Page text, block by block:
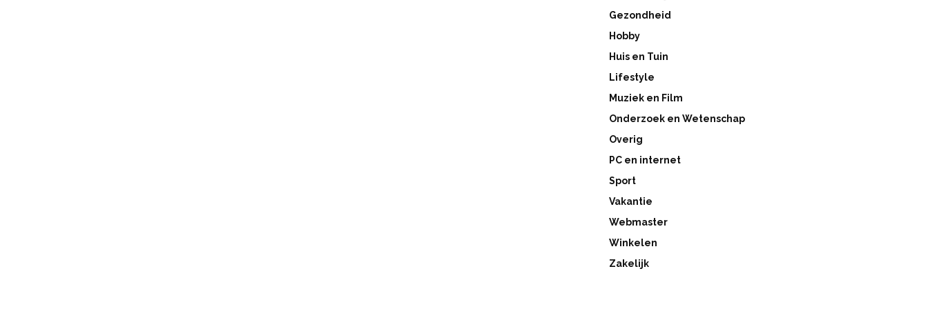
Gezondheid
Hobby
Huis en Tuin
Lifestyle
Muziek en Film
Onderzoek en Wetenschap
Overig
PC en internet
Sport
Vakantie
Webmaster
Winkelen
Zakelijk